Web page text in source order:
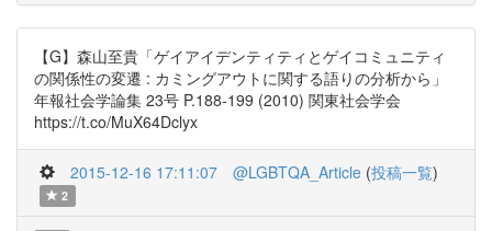
【G】森山至貴「ゲイアイデンティティとゲイコミュニティ
の関係性の変遷 : カミングアウトに関する語りの分析から」
年報社会学論集 23号 P.188-199 (2010) 関東社会学会
https://t.co/MuX64Dclyx
2015-12-16 17:11:07 @LGBTQA_Article (投稿一覧)
2